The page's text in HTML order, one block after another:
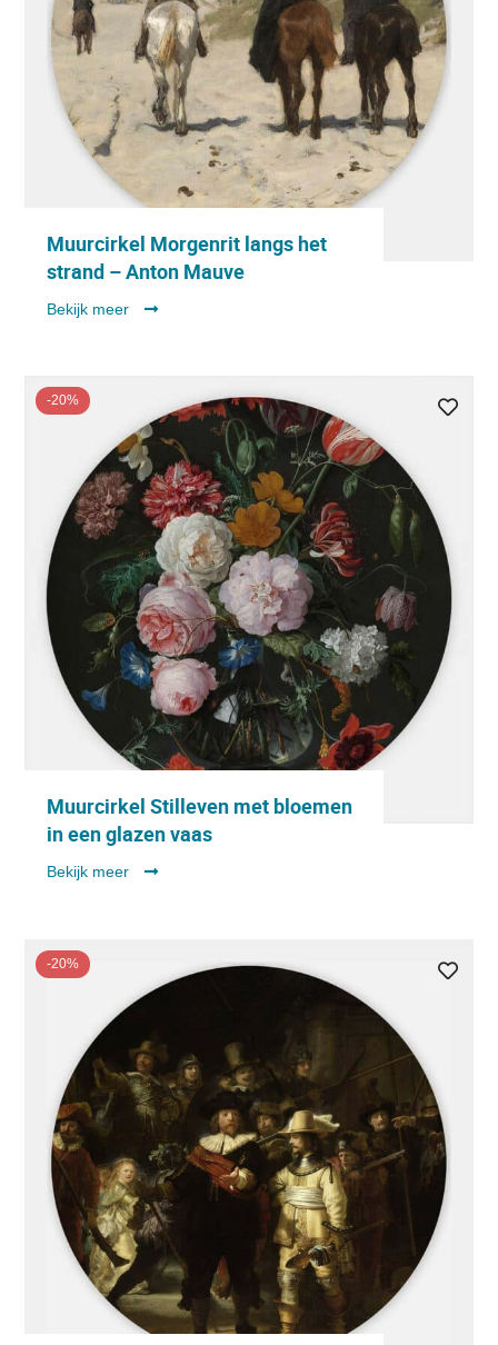
Muurcirkel Morgenrit langs het
strand – Anton Mauve
Bekijk meer
-20%
Muurcirkel Stilleven met bloemen
in een glazen vaas
Bekijk meer
-20%